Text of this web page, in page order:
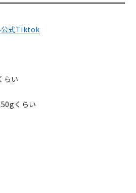
公式Tiktok
らい
くらい